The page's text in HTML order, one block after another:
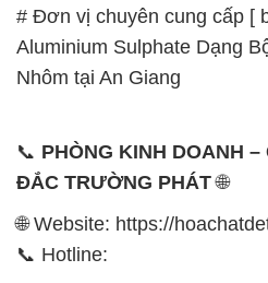
# Đơn vị chuyên cung cấp [
Aluminium Sulphate Dạng
Nhôm tại An Giang
📞 PHÒNG KINH DOANH
ĐẮC TRƯỜNG PHÁT🌐
🌐 Website: https://
📞 Hotline: